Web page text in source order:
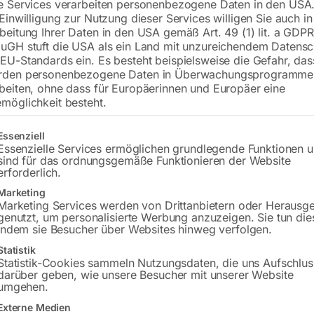
1000-2000/250
Price
Antriebsrolle Nr. 59
Services verarbeiten personenbezogene Daten in den
zur Nutzung dieser Services willigen Sie auch
Ihrer Daten in den USA gemäß Art. 49 (1) lit. a
stuft die USA als ein Land mit unzureichendem
Standards ein. Es besteht beispielsweise die Gefahr,
personenbezogene Daten in
ohne dass für Europäerinnen und Europäer eine
besteht.
eine Liste der Service-Gruppen, für die eine Einwilligung erteilt
Services ermöglichen grundlegende Funktionen
für das ordnungsgemäße Funktionieren der Website
Services werden von Drittanbietern oder
um personalisierte Werbung anzuzeigen. Sie tun
sie Besucher über Websites hinweg verfolgen.
Cookies sammeln Nutzungsdaten, die uns
geben, wie unsere Besucher mit unserer Website
Medien